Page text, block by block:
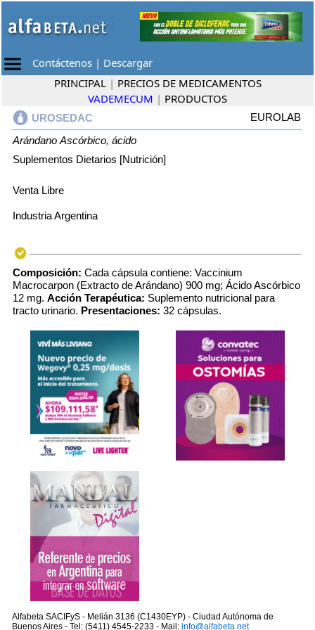
Contáctenos | Descargar
PRINCIPAL | PRECIOS DE MEDICAMENTOS
VADEMECUM | PRODUCTOS
UROSEDAC
EUROLAB
Arándano Ascórbico, ácido
Suplementos Dietarios [Nutrición]
Venta Libre
Industria Argentina
Composición: Cada cápsula contiene: Vaccinium
Macrocarpon (Extracto de Arándano) 900 mg; Ácido Ascórbico
12 mg. Acción Terapéutica: Suplemento nutricional para
tracto urinario. Presentaciones: 32 cápsulas.
Alfabeta SACIFyS - Melián 3136 (C1430EYP) - Ciudad Autónoma de
Buenos Aires - Tel: (5411) 4545-2233 - Mail: info@alfabeta.net